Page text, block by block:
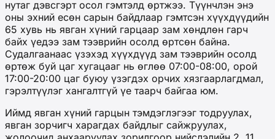
нутаг дэвсгэрт осол гэмтэлд өртжээ. Түүнчлэн энэ
оны эхний есөн сарын байдлаар гэмтсэн хүүхдүүдийн
65 хувь нь явган хүний гарцаар зам хөндлөн гарч
байх үедээ зам тээврийн осолд өртсөн байна.
Судалгаанаас үзэхэд хүүхдүүд зам тээврийн осолд
өртөж буй цаг хугацааг нь өглөө 07:00-08:00, орой
17:00-20:00 цаг буюу үзэгдэх орчих хязгаарлагдмал,
гэрэлтүүлэг хангалтгүй үе таарч байгаа юм.
Иймд явган хүний гарцын тэмдэглэгээг тодруулах,
явган зорчигч харагдах байдлыг сайжруулах,